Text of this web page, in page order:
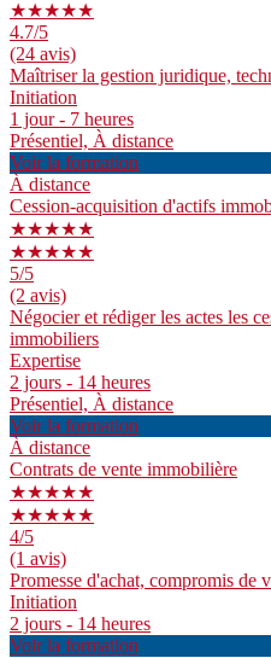
★★★★★
4.7/5
(24 avis)
Maîtriser la gestion juridique,
Initiation
1 jour - 7 heures
Présentiel, À distance
Voir la formation
À distance
Cession-acquisition d'actifs
★★★★★
★★★★★
5/5
(2 avis)
Négocier et rédiger les actes les
immobiliers
Expertise
2 jours - 14 heures
Présentiel, À distance
Voir la formation
À distance
Contrats de vente immobilière
★★★★★
★★★★★
4/5
(1 avis)
Promesse d'achat, compromis de
Initiation
2 jours - 14 heures
Voir la formation